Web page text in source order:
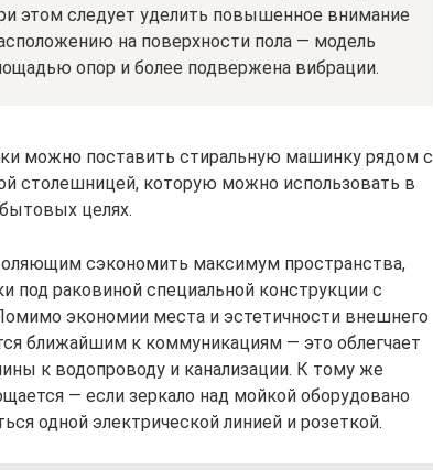
этом следует уделить повышенное внимание
на поверхности пола — модель
опор и более подвержена вибрации.
можно поставить стиральную машинку рядом с
столешницей, которую можно использовать в
бытовых целях.
сэкономить максимум пространства,
под раковиной специальной конструкции с
экономии места и эстетичности внешнего
ближайшим к коммуникациям — это облегчает
к водопроводу и канализации. К тому же
— если зеркало над мойкой оборудовано
одной электрической линией и розеткой.